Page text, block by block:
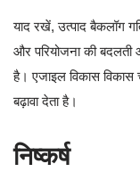
याद रखें, उत्पाद बैकलॉग
और परियोजना की
है। एजाइल विकास विकास
बढ़ावा देता है।
निष्कर्ष